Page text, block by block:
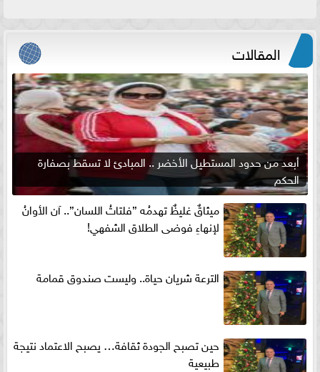
المقالات
أبعد من حدود المستطيل الأخضر .. المبادئ لا تسقط بصفارة
الحكم
ميثاقٌ غليظٌ تهدمُه ”فلتاتُ اللسان”.. آن الأوانُ
لإنهاءِ فوضى الطلاق الشفهي!
الترعة شريان حياة.. وليست صندوق قمامة
حين تصبح الجودة ثقافة… يصبح الاعتماد نتيجة
طبيعية